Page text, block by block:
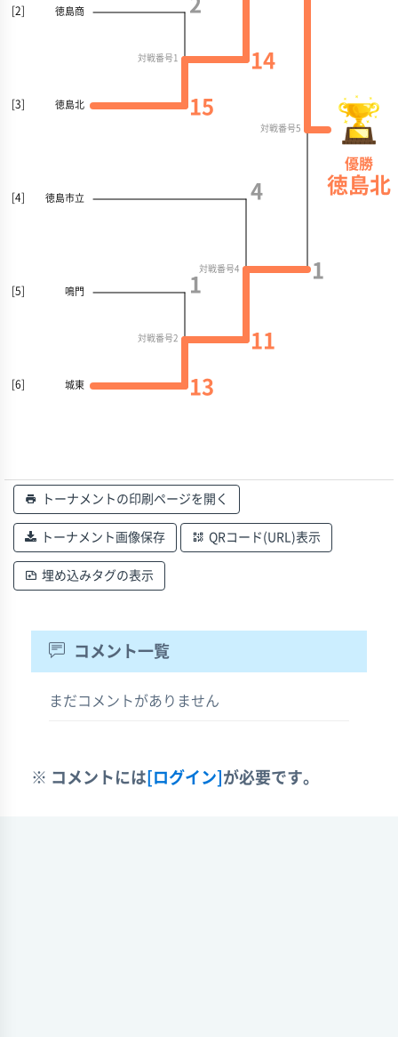
対戦番号1
対戦番号2
対戦番号4
対戦番号5
2
15
1
13
14
4
11
1
[2] 徳島商
[3] 徳島北
[4] 徳島市立
[5] 鳴門
[6] 城東
優勝
徳島北
トーナメントの印刷ページを開く
トーナメント画像保存 QRコード(URL)表示
埋め込みタグの表示
コメント一覧
まだコメントがありません
※ コメントには [ログイン] が必要です。